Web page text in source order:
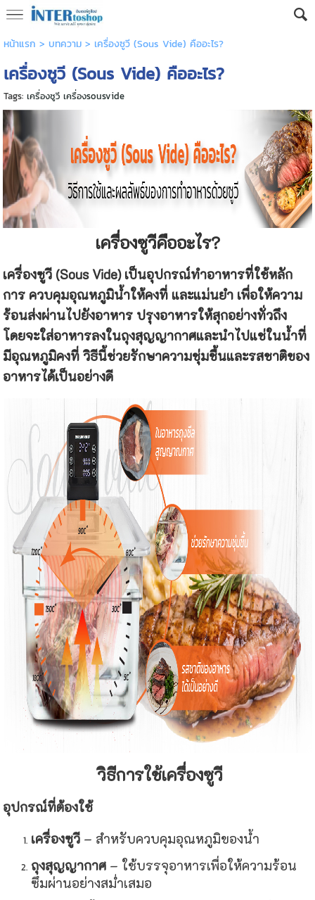
หน้าแรก > บทความ> เครื่องซูวี (Sous Vide) คืออะไร?
เครื่องซูวี (Sous Vide) คืออะไร?
Tags: เครื่องซูวี เครื่องsousvide
เครื่องซูวีคืออะไร?
เครื่องซูวี (Sous Vide) เป็นอุปกรณ์ทำอาหารที่ใช้หลัก
การ ควบคุมอุณหภูมิน้ำให้คงที่ และแม่นยำ เพื่อให้ความ
ร้อนส่งผ่านไปยังอาหาร ปรุงอาหารให้สุกอย่างทั่วถึง
โดยจะใส่อาหารลงในถุงสุญญากาศและนำไปแช่ในน้ำที่
มีอุณหภูมิคงที่ วิธีนี้ช่วยรักษาความชุ่มชื้นและรสชาติของ
อาหารได้เป็นอย่างดี
วิธีการใช้เครื่องซูวี
อุปกรณ์ที่ต้องใช้
เครื่องซูวี – สำหรับควบคุมอุณหภูมิของน้ำ
ถุงสุญญากาศ – ใช้บรรจุอาหารเพื่อให้ความร้อน
ซึมผ่านอย่างสม่ำเสมอ